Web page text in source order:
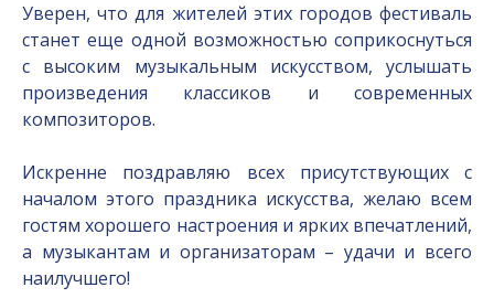
Уверен, что для жителей этих городов фестиваль
станет еще одной возможностью соприкоснуться
с высоким музыкальным искусством, услышать
произведения классиков и современных
композиторов.
Искренне поздравляю всех присутствующих с
началом этого праздника искусства, желаю всем
гостям хорошего настроения и ярких впечатлений,
а музыкантам и организаторам – удачи и всего
наилучшего!